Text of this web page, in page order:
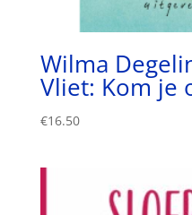
Wilma
Vliet: Kom je
€16.50